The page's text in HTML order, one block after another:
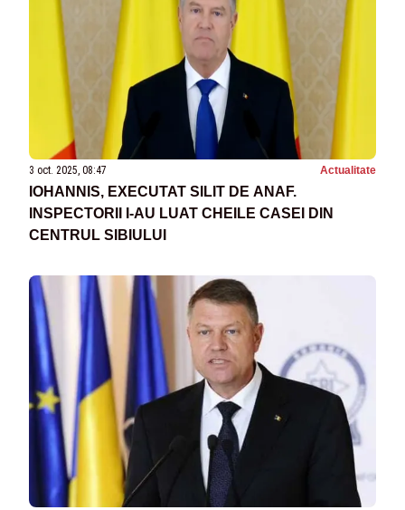
3 oct. 2025, 08:47 Actualitate
IOHANNIS, EXECUTAT SILIT DE ANAF.
INSPECTORII I-AU LUAT CHEILE CASEI DIN
CENTRUL SIBIULUI